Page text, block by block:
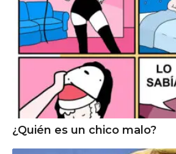
¿Quién es un chico malo?